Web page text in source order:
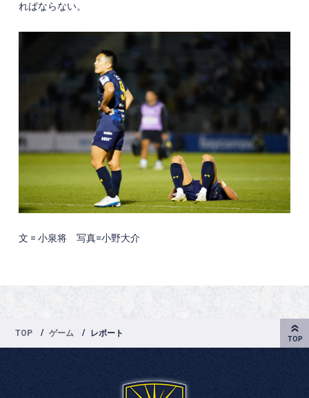
ればならない。
文 = 小泉将 写真=小野大介
TOP ゲーム レポート